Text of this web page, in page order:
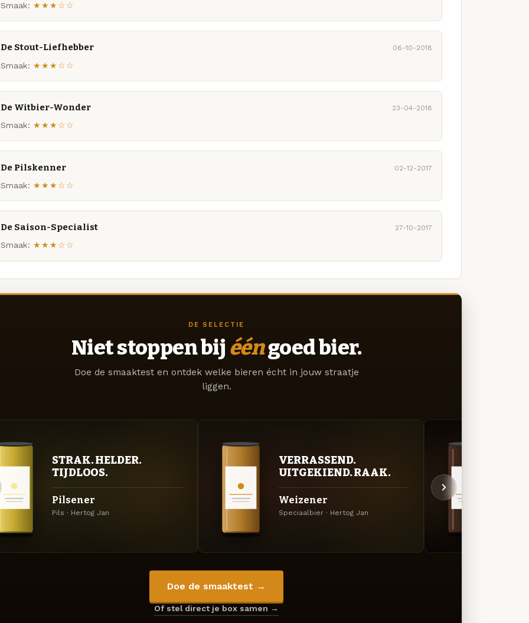
Smaak: ★★★☆☆
De Stout-Liefhebber 06-10-2018
Smaak: ★★★☆☆
De Witbier-Wonder 23-04-2018
Smaak: ★★★☆☆
De Pilskenner 02-12-2017
Smaak: ★★★☆☆
De Saison-Specialist 27-10-2017
Smaak: ★★★☆☆
DE SELECTIE
Niet stoppen bij ééngoed bier.
Doe de smaaktest en ontdek welke bieren écht in jouw straatje
liggen.
STRAK. HELDER.
TIJDLOOS.
Pilsener
Pils · Hertog Jan
VERRASSEND.
UITGEKIEND. RAAK.
Weizener
Speciaalbier · Hertog Jan
Doe de smaaktest →
Of stel direct je box samen →